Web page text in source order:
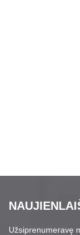
Užsiprenumeravę